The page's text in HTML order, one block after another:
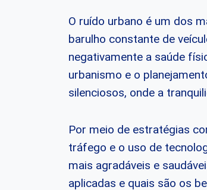
O ruído urbano é um dos
barulho constante de
negativamente a saúde
urbanismo e o
silenciosos, onde a
Por meio de estratégias
tráfego e o uso de
mais agradáveis e
aplicadas e quais são os